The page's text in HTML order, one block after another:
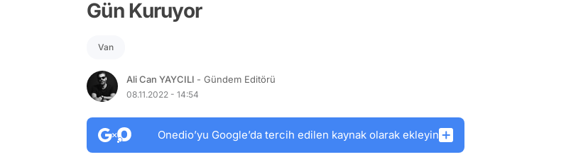
Gün Kuruyor
Van
Ali Can YAYCILI - Gündem Editörü
08.11.2022 - 14:54
Onedio’yu Google’da tercih edilen kaynak olarak ekleyin